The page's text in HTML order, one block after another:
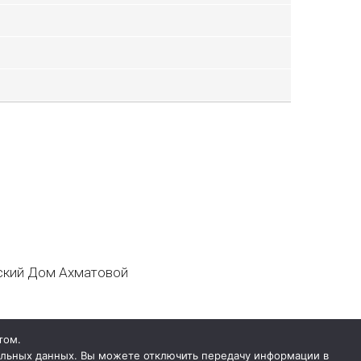
Дом Ахматовой
данных. Вы можете отключить передачу информации в